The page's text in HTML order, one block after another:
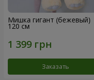
Мишка гигант (бежевый)
120 см
Заказать